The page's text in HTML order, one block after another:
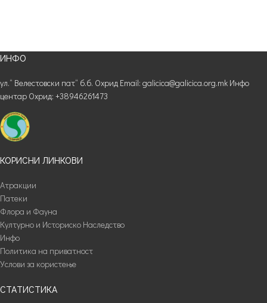
ИНФО
ул.“ Велестовски пат“ б.б. Охрид Email: galicica@galicica.org.mk Инфо
центар Охрид: +38946261473
КОРИСНИ ЛИНКОВИ
Атракции
Патеки
Флора и Фауна
Културно и Историско Наследство
Инфо
Политика на приватност
Услови за користење
СТАТИСТИКА